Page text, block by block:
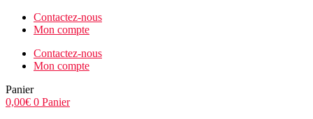
Contactez-nous
Mon compte
Contactez-nous
Mon compte
Panier
0,00€ 0 Panier